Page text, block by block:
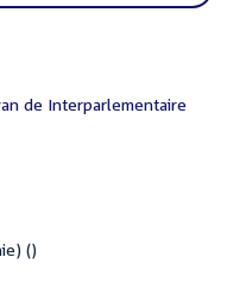
de Interparlementaire
()